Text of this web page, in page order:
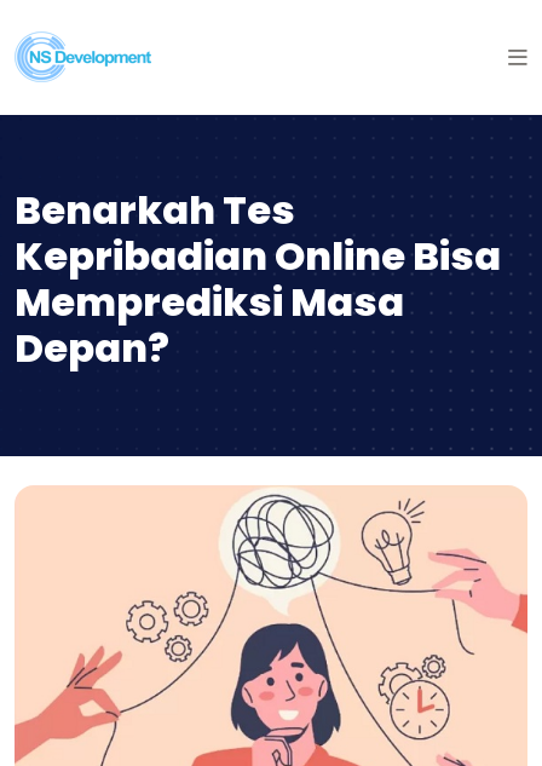
Benarkah Tes
Kepribadian Online Bisa
Memprediksi Masa
Depan?